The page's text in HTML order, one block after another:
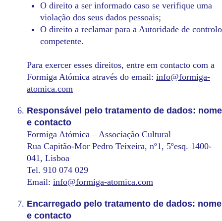
O direito a ser informado caso se verifique uma
violação dos seus dados pessoais;
O direito a reclamar para a Autoridade de controlo
competente.
Para exercer esses direitos, entre em contacto com a
Formiga Atómica através do email: info@formiga-
atomica.com
Responsável pelo tratamento de dados: nome
e contacto
Formiga Atómica – Associação Cultural
Rua Capitão-Mor Pedro Teixeira, nº1, 5ºesq. 1400-
041, Lisboa
Tel. 910 074 029
Email: info@formiga-atomica.com
Encarregado pelo tratamento de dados: nome
e contacto